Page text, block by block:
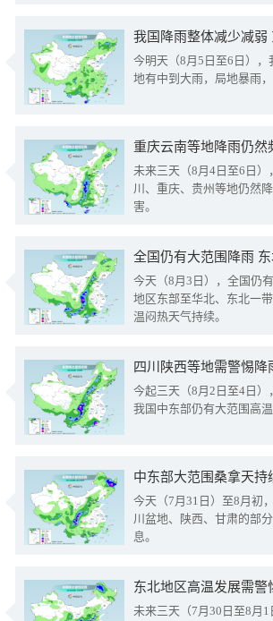
我国降雨整体减少减弱
今明天（8月5日至6日）
地有中到大雨，局地暴雨
重庆云南等地降雨仍然
未来三天（8月4日至6日
川、重庆、贵州等地仍然
害。
全国仍有大范围降雨
今天（8月3日），全国仍
地区东部至华北、东北一
温闷热天气持续。
今起三天（8月2日至4日
我国中东部仍有大范围高
中东部大范围桑拿天
今天（7月31日）至8月初
川盆地、陕西、甘肃的部
息。
东北地区高温发展需
未来三天（7月30日至8月